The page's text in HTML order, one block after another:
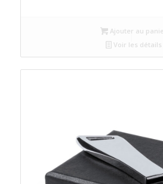
Ajouter au
Voir les détails